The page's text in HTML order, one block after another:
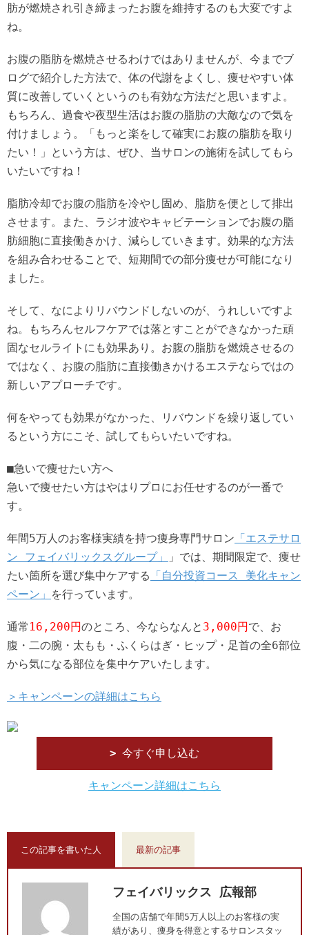
肪が燃焼され引き締まったお腹を維持するのも大変ですよ
ね。
お腹の脂肪を燃焼させるわけではありませんが、今までブ
ログで紹介した方法で、体の代謝をよくし、痩せやすい体
質に改善していくというのも有効な方法だと思いますよ。
もちろん、過食や夜型生活はお腹の脂肪の大敵なので気を
付けましょう。「もっと楽をして確実にお腹の脂肪を取り
たい！」という方は、ぜひ、当サロンの施術を試してもら
いたいですね！
脂肪冷却でお腹の脂肪を冷やし固め、脂肪を便として排出
させます。また、ラジオ波やキャビテーションでお腹の脂
肪細胞に直接働きかけ、減らしていきます。効果的な方法
を組み合わせることで、短期間での部分痩せが可能になり
ました。
そして、なによりリバウンドしないのが、うれしいですよ
ね。もちろんセルフケアでは落とすことができなかった頑
固なセルライトにも効果あり。お腹の脂肪を燃焼させるの
ではなく、お腹の脂肪に直接働きかけるエステならではの
新しいアプローチです。
何をやっても効果がなかった、リバウンドを繰り返してい
るという方にこそ、試してもらいたいですね。
■急いで痩せたい方へ
急いで痩せたい方はやはりプロにお任せするのが一番で
す。
年間5万人のお客様実績を持つ痩身専門サロン 「エステサロ
ン フェイバリックスグループ」
」では、期間限定で、痩せ
たい箇所を選び集中ケアする 「自分投資コース 美化キャン
ペーン」 を行っています。
通常 16,200円のところ、今ならなんと 3,000円で、お
腹・二の腕・太もも・ふくらはぎ・ヒップ・足首の全6部位
から気になる部位を集中ケアいたします。
＞キャンペーンの詳細はこちら
今すぐ申し込む
キャンペーン詳細はこちら
この記事を書いた人 最新の記事
フェイバリックス 広報部
全国の店舗で年間5万人以上のお客様の実
績があり、痩身を得意とするサロンスタッ